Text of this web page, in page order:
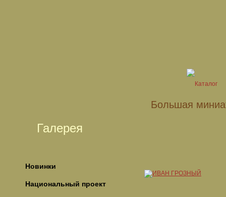
Большая
Галерея
Новинки
Национальный проект